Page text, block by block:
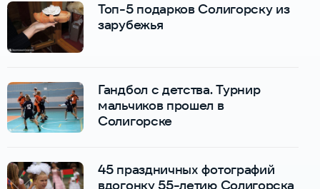
Топ-5 подарков Солигорску из
зарубежья
Гандбол с детства. Турнир
мальчиков прошел в
Солигорске
45 праздничных фотографий
вдогонку 55-летию Солигорска